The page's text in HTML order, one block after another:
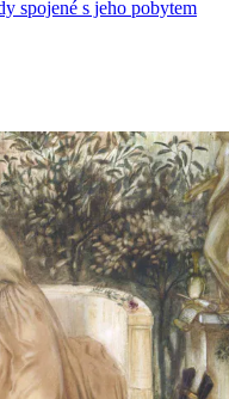
spojené s jeho pobytem